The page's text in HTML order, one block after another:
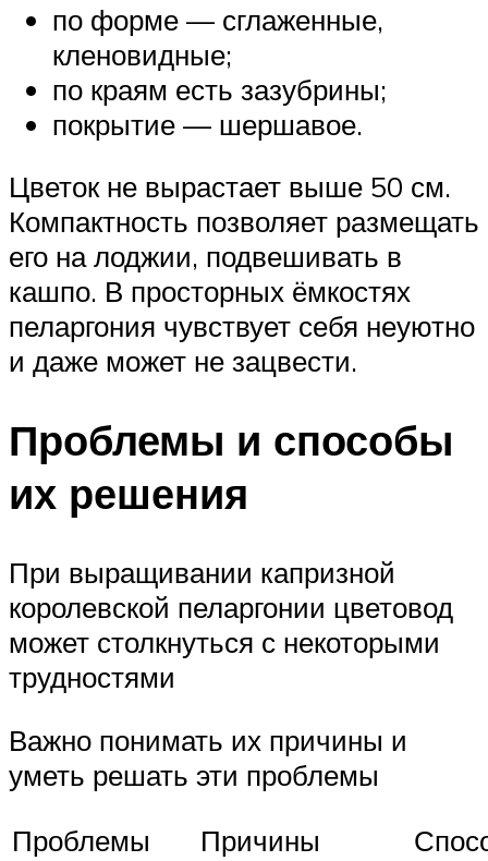
по форме — сглаженные,
кленовидные;
по краям есть зазубрины;
покрытие — шершавое.
Цветок не вырастает выше 50 см.
Компактность позволяет размещать
его на лоджии, подвешивать в
кашпо. В просторных ёмкостях
пеларгония чувствует себя неуютно
и даже может не зацвести.
Проблемы и способы
их решения
При выращивании капризной
королевской пеларгонии цветовод
может столкнуться с некоторыми
трудностями
Важно понимать их причины и
уметь решать эти проблемы
Проблемы
Причины